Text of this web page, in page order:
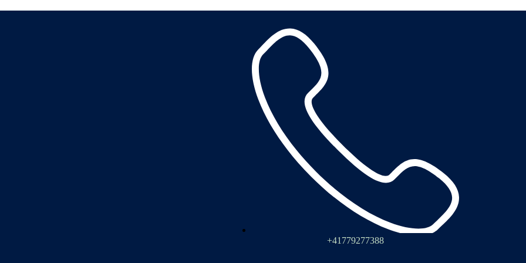
+41779277388